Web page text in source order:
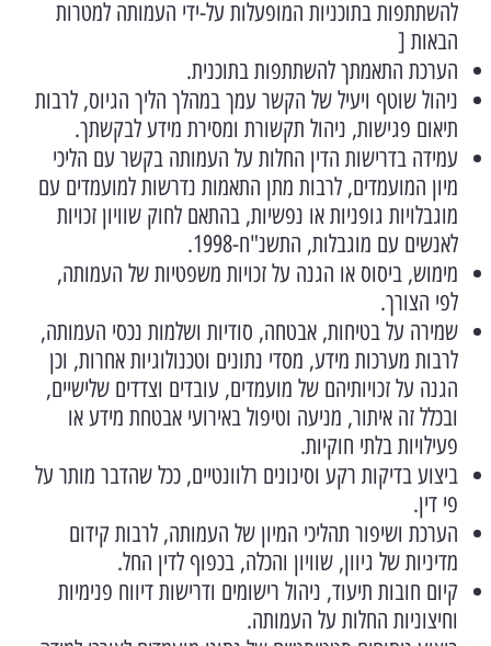
להשתתפות בתוכניות המופעלות על-ידי העמותה למטרות
הבאות [
הערכת התאמתך להשתתפות בתוכנית.
ניהול שוטף ויעיל של הקשר עמך במהלך הליך הגיוס, לרבות
תיאום פגישות, ניהול תקשורת ומסירת מידע לבקשתך.
עמידה בדרישות הדין החלות על העמותה בקשר עם הליכי
מיון המועמדים, לרבות מתן התאמות נדרשות למועמדים עם
מוגבלויות גופניות או נפשיות, בהתאם לחוק שוויון זכויות
לאנשים עם מוגבלות, התשנ"ח-1998.
מימוש, ביסוס או הגנה על זכויות משפטיות של העמותה,
לפי הצורך.
שמירה על בטיחות, אבטחה, סודיות ושלמות נכסי העמותה,
לרבות מערכות מידע, מסדי נתונים וטכנולוגיות אחרות, וכן
הגנה על זכויותיהם של מועמדים, עובדים וצדדים שלישיים,
ובכלל זה איתור, מניעה וטיפול באירועי אבטחת מידע או
פעילויות בלתי חוקיות.
ביצוע בדיקות רקע וסינונים רלוונטיים, ככל שהדבר מותר על
פי דין.
הערכת ושיפור תהליכי המיון של העמותה, לרבות קידום
מדיניות של גיוון, שוויון והכלה, בכפוף לדין החל.
קיום חובות תיעוד, ניהול רישומים ודרישות דיווח פנימיות
וחיצוניות החלות על העמותה.